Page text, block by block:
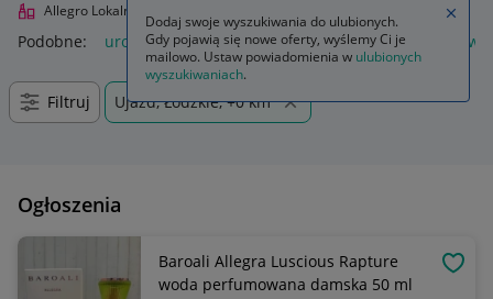
Allegro Lokalnie
Podobne: uroda krem przeciw zmarszczkom uroda
Filtruj Ujazd, Łódzkie, +0 km
Ogłoszenia
Baroali Allegra Luscious Rapture
woda perfumowana damska 50 ml
Dodaj swoje wyszukiwania do ulubionych.
Gdy pojawią się nowe oferty, wyślemy Ci je
mailowo. Ustaw powiadomienia w ulubionych
wyszukiwaniach.